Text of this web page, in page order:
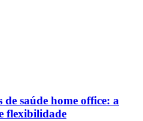
saúde home office: a
flexibilidade